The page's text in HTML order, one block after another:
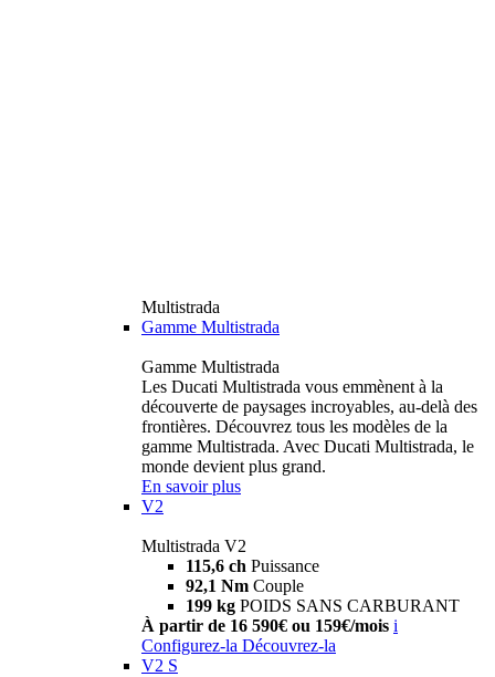
Multistrada
Gamme Multistrada
Gamme Multistrada
Les Ducati Multistrada vous emmènent à la
découverte de paysages incroyables, au-delà des
frontières. Découvrez tous les modèles de la
gamme Multistrada. Avec Ducati Multistrada, le
monde devient plus grand.
En savoir plus
V2
Multistrada V2
115,6 ch Puissance
92,1 Nm Couple
199 kg POIDS SANS CARBURANT
À partir de 16 590€ ou 159€/mois i
Configurez-la Découvrez-la
V2 S